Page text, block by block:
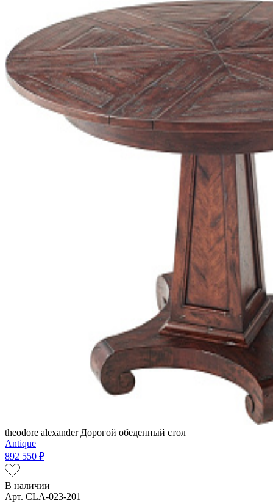
theodore alexander Дорогой обеденный стол
Antique
892 550 ₽
В наличии
Арт. CLA-023-201